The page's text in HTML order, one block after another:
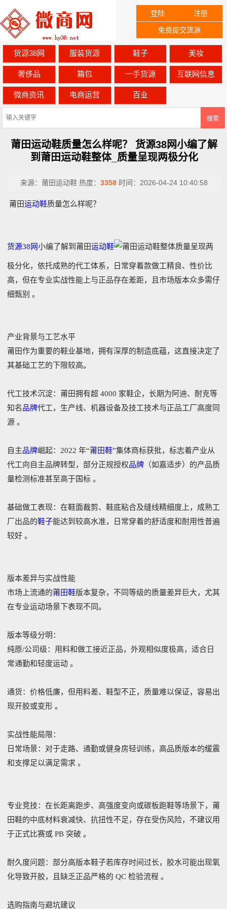
登陆 注册
免费提交货源
货源38网 服装货源 鞋子 美妆
奢侈品 箱包 一手货源 互联网信息
微商资讯 电商运营 百业
搜索
莆田运动鞋质量怎么样呢？ 货源38网小编了解
到莆田运动鞋整体_质量呈现两极分化‌
来源：莆田运动鞋热度：3358 时间： 2026-04-24 10:40:58
莆田运动鞋质量怎么样呢？
货源38网小编了解到莆田运动鞋 整体质量呈现两
极分化‌，依托成熟的代工体系，‌日常穿着款做工精良、性价比
高‌，但在‌专业实战性能上与正品存在差距‌，且市场版本众多需仔
细甄别 。‌
产业背景与工艺水平
莆田作为重要的鞋业基地，拥有深厚的制造底蕴，这直接决定了
其基础工艺的下限较高。
‌代工技术沉淀‌：莆田拥有超 4000 家鞋企，长期为阿迪、耐克等
知名品牌代工，生产线、机器设备及技工技术与正品工厂高度同
源 。‌
‌自主品牌崛起‌：2022 年“莆田鞋”集体商标获批，标志着产业从
代工向自主品牌转型，部分正规授权品牌 （如嘉适步）的产品质
量检测标准甚至高于国标 。‌
‌基础做工表现‌：在鞋面裁剪、鞋底粘合及缝线精细度上，成熟工
厂出品的鞋子能达到较高水准，日常穿着的舒适度和耐用性普遍
较好 。‌‌
版本差异与实战性能
市场上流通的莆田鞋版本复杂，不同等级的质量差异巨大，尤其
在专业运动场景下表现不同。
‌版本等级分明‌：
‌纯原/公司级‌：用料和做工接近正品，外观相似度极高，适合日
常通勤和轻度运动 。‌‌
‌通货‌：价格低廉，但用料差、鞋型不正，质量难以保证，容易出
现开胶或变形 。‌‌
‌实战性能局限‌：
‌日常场景‌：对于走路、通勤或健身房轻训练，高品质版本的缓震
和支撑足以满足需求 。‌‌
‌专业竞技‌：在长距离跑步、高强度变向或碳板跑鞋等场景下，莆
田鞋的中底材料衰减快、抗扭性不足，存在受伤风险，不建议用
于正式比赛或 PB 突破 。‌‌
‌耐久度问题‌：部分高版本鞋子若库存时间过长，胶水可能出现氧
化导致开胶，且缺乏正品严格的 QC 检验流程 。‌‌
选购指南与避坑建议